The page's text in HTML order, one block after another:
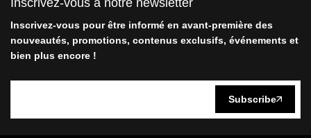
Inscrivez-vous pour être informé en avant-première des
nouveautés, promotions, contenus exclusifs, événements et
bien plus encore !
Subscribe